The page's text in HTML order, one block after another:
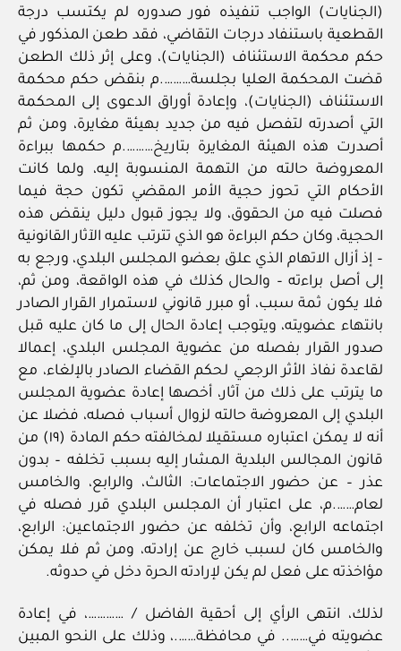
(الجنايات) الواجب تنفيذه فور صدوره لم يكتسب درجة
القطعية باستنفاد درجات التقاضي، فقد طعن المذكور في
حكم محكمة الاستئناف (الجنايات)، وعلى إثر ذلك الطعن
قضت المحكمة العليا بجلسة……….م بنقض حكم محكمة
الاستئناف (الجنايات)، وإعادة أوراق الدعوى إلى المحكمة
التي أصدرته لتفصل فيه من جديد بهيئة مغايرة، ومن ثم
أصدرت هذه الهيئة المغايرة بتاريخ……….م حكمها ببراءة
المعروضة حالته من التهمة المنسوبة إليه، ولما كانت
الأحكام التي تحوز حجية الأمر المقضي تكون حجة فيما
فصلت فيه من الحقوق، ولا يجوز قبول دليل ينقض هذه
الحجية، وكان حكم البراءة هو الذي تترتب عليه الآثار القانونية
– إذ أزال الاتهام الذي علق بعضو المجلس البلدي، ورجع به
إلى أصل براءته – والحال كذلك في هذه الواقعة، ومن ثم،
فلا يكون ثمة سبب، أو مبرر قانوني لاستمرار القرار الصادر
بانتهاء عضويته، ويتوجب إعادة الحال إلى ما كان عليه قبل
صدور القرار بفصله من عضوية المجلس البلدي، إعمالا
لقاعدة نفاذ الأثر الرجعي لحكم القضاء الصادر بالإلغاء، مع
ما يترتب على ذلك من آثار، أخصها إعادة عضوية المجلس
البلدي إلى المعروضة حالته لزوال أسباب فصله، فضلا عن
أنه لا يمكن اعتباره مستقيلا لمخالفته حكم المادة (١٩) من
قانون المجالس البلدية المشار إليه بسبب تخلفه – بدون
عذر – عن حضور الاجتماعات: الثالث، والرابع، والخامس
لعام…….م، على اعتبار أن المجلس البلدي قرر فصله في
اجتماعه الرابع، وأن تخلفه عن حضور الاجتماعين: الرابع،
والخامس كان لسبب خارج عن إرادته، ومن ثم فلا يمكن
مؤاخذته على فعل لم يكن لإرادته الحرة دخل في حدوثه.
لذلك، انتهى الرأي إلى أحقية الفاضل / …………، في إعادة
عضويته في…….. في محافظة…….، وذلك على النحو المبين